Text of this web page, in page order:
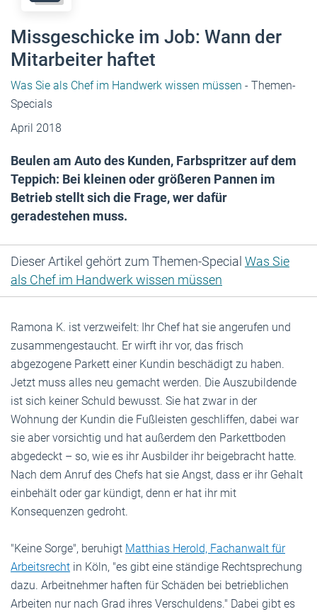
Missgeschicke im Job: Wann der
Mitarbeiter haftet
Was Sie als Chef im Handwerk wissen müssen - Themen-
Specials
April 2018
Beulen am Auto des Kunden, Farbspritzer auf dem
Teppich: Bei kleinen oder größeren Pannen im
Betrieb stellt sich die Frage, wer dafür
geradestehen muss.
Dieser Artikel gehört zum Themen-Special Was Sie
als Chef im Handwerk wissen müssen
Ramona K. ist verzweifelt: Ihr Chef hat sie angerufen und
zusammengestaucht. Er wirft ihr vor, das frisch
abgezogene Parkett einer Kundin beschädigt zu haben.
Jetzt muss alles neu gemacht werden. Die Auszubildende
ist sich keiner Schuld bewusst. Sie hat zwar in der
Wohnung der Kundin die Fußleisten geschliffen, dabei war
sie aber vorsichtig und hat außerdem den Parkettboden
abgedeckt – so, wie es ihr Ausbilder ihr beigebracht hatte.
Nach dem Anruf des Chefs hat sie Angst, dass er ihr Gehalt
einbehält oder gar kündigt, denn er hat ihr mit
Konsequenzen gedroht.
"Keine Sorge", beruhigt Matthias Herold, Fachanwalt für
Arbeitsrecht in Köln, "es gibt eine ständige Rechtsprechung
dazu. Arbeitnehmer haften für Schäden bei betrieblichen
Arbeiten nur nach Grad ihres Verschuldens." Dabei gibt es